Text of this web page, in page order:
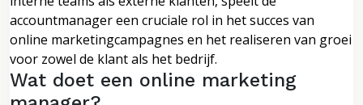
accountmanager een cruciale rol in het succes van
online marketingcampagnes en het realiseren van groei
voor zowel de klant als het bedrijf.
Wat doet een online marketing